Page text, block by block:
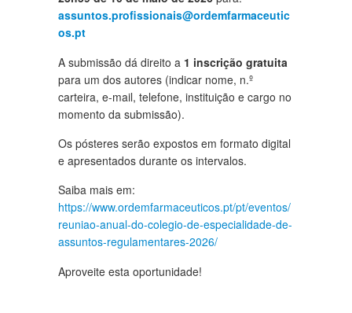
assuntos.profissionais@ordemfarmaceutic
os.pt
A submissão dá direito a 1 inscrição gratuita
para um dos autores (indicar nome, n.º
carteira, e-mail, telefone, instituição e cargo no
momento da submissão).
Os pósteres serão expostos em formato digital
e apresentados durante os intervalos.
Saiba mais em:
https://www.ordemfarmaceuticos.pt/pt/eventos/
reuniao-anual-do-colegio-de-especialidade-de-
assuntos-regulamentares-2026/
Aproveite esta oportunidade!